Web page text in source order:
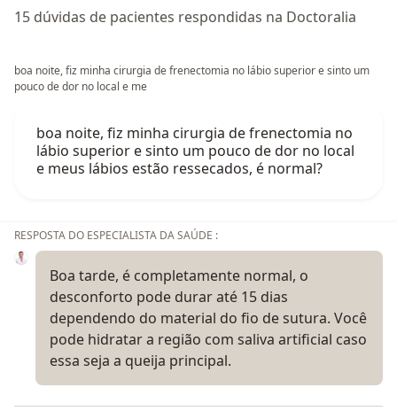
15 dúvidas de pacientes respondidas na Doctoralia
boa noite, fiz minha cirurgia de frenectomia no lábio superior e sinto um
pouco de dor no local e me
boa noite, fiz minha cirurgia de frenectomia no
lábio superior e sinto um pouco de dor no local
e meus lábios estão ressecados, é normal?
RESPOSTA DO ESPECIALISTA DA SAÚDE :
Boa tarde, é completamente normal, o
desconforto pode durar até 15 dias
dependendo do material do fio de sutura. Você
pode hidratar a região com saliva artificial caso
essa seja a queija principal.